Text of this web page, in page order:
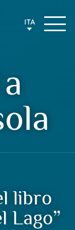
ITA
libro
Lago”